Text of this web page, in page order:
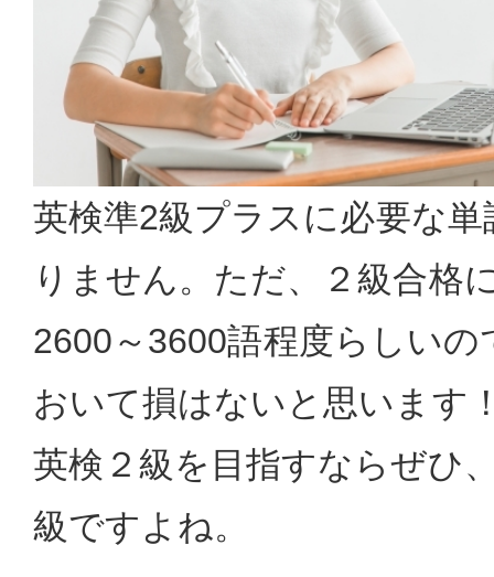
英検準2級プラスに必要な
りません。ただ、２級合格
2600～3600語程度らしい
おいて損はないと思います
英検２級を目指すならぜひ
級ですよね。